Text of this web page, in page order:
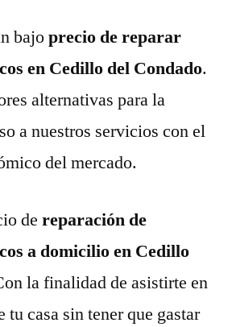
bajoprecio de reparar
en Cedillo del Condado.
alternativas para la
a nuestros servicios con el
del mercado.
de reparación de
a domicilio en Cedillo
la finalidad de asistirte en
tu casa sin tener que gastar